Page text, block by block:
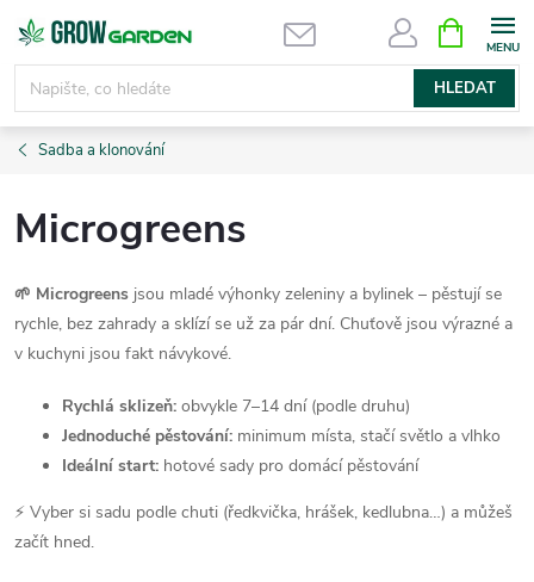
Přejít
obsah
HLEDAT
NÁKUPNÍ
KOŠÍK
Sadba a klonování
Microgreens
🌱 Microgreens jsou mladé výhonky zeleniny a bylinek – pěstují se
rychle, bez zahrady a sklízí se už za pár dní. Chuťově jsou výrazné a
v kuchyni jsou fakt návykové.
Rychlá sklizeň: obvykle 7–14 dní (podle druhu)
Jednoduché pěstování: minimum místa, stačí světlo a vlhko
Ideální start: hotové sady pro domácí pěstování
⚡ Vyber si sadu podle chuti (ředkvička, hrášek, kedlubna…) a můžeš
začít hned.